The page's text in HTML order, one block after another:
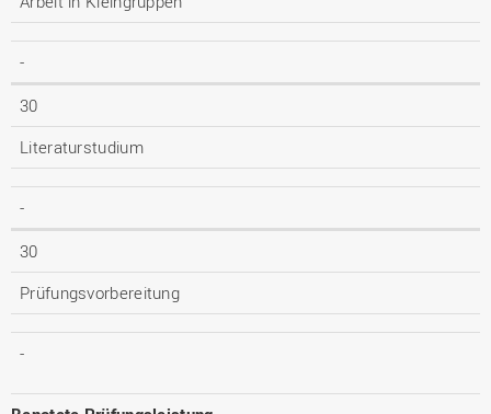
-
30
Literaturstudium
-
30
Prüfungsvorbereitung
-